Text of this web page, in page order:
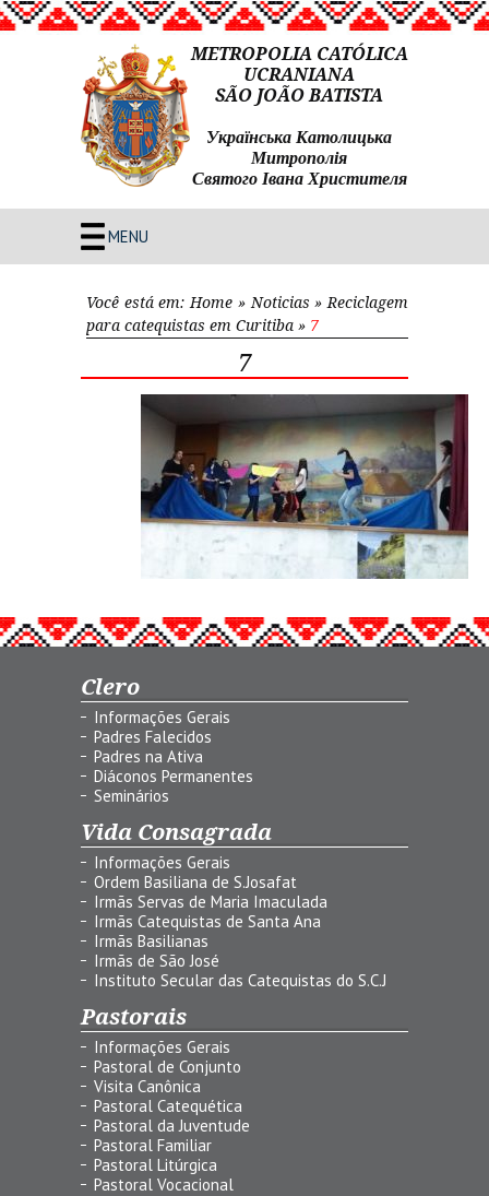
METROPOLIA CATÓLICA
UCRANIANA
SÃO JOÃO BATISTA
Українська Католицька
Митрополія
Святого Івана Христителя
MENU
Você está em: Home » Noticias » Reciclagem
para catequistas em Curitiba » 7
7
Clero
Informações Gerais
Padres Falecidos
Padres na Ativa
Diáconos Permanentes
Seminários
Vida Consagrada
Informações Gerais
Ordem Basiliana de S.Josafat
Irmãs Servas de Maria Imaculada
Irmãs Catequistas de Santa Ana
Irmãs Basilianas
Irmãs de São José
Instituto Secular das Catequistas do S.C.J
Pastorais
Informações Gerais
Pastoral de Conjunto
Visita Canônica
Pastoral Catequética
Pastoral da Juventude
Pastoral Familiar
Pastoral Litúrgica
Pastoral Vocacional